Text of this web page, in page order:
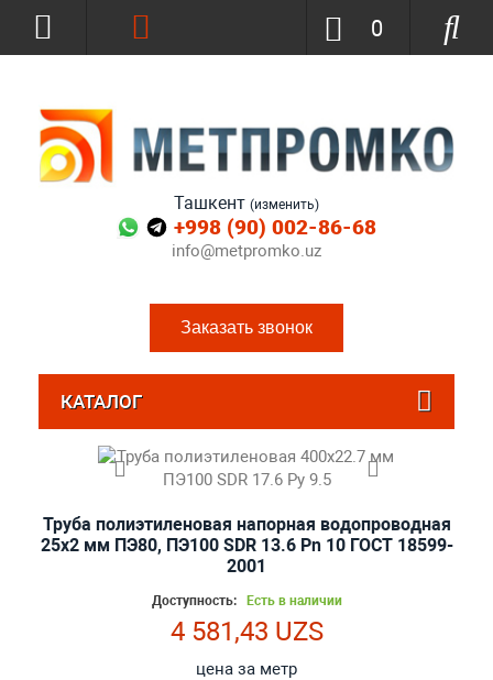
Ташкент (изменить)
+998 (90) 002-86-68
info@metpromko.uz
Заказать звонок
0
КАТАЛОГ
Труба полиэтиленовая напорная водопроводная
25х2 мм ПЭ80, ПЭ100 SDR 13.6 Pn 10 ГОСТ 18599-
2001
Доступность: Есть в наличии
4 581,43 UZS
цена за метр